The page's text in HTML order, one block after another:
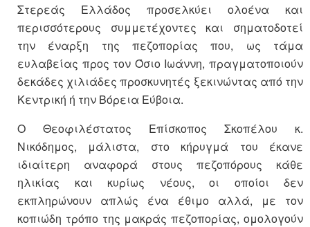
Στερεάς Ελλάδος προσελκύει ολοένα και
περισσότερους συμμετέχοντες και σηματοδοτεί
την έναρξη της πεζοπορίας που, ως τάμα
ευλαβείας προς τον Όσιο Ιωάννη, πραγματοποιούν
δεκάδες χιλιάδες προσκυνητές ξεκινώντας από την
Κεντρική ή την Βόρεια Εύβοια.
Ο Θεοφιλέστατος Επίσκοπος Σκοπέλου κ.
Νικόδημος, μάλιστα, στο κήρυγμά του έκανε
ιδιαίτερη αναφορά στους πεζοπόρους κάθε
ηλικίας και κυρίως νέους, οι οποίοι δεν
εκπληρώνουν απλώς ένα έθιμο αλλά, με τον
κοπιώδη τρόπο της μακράς πεζοπορίας, ομολογούν